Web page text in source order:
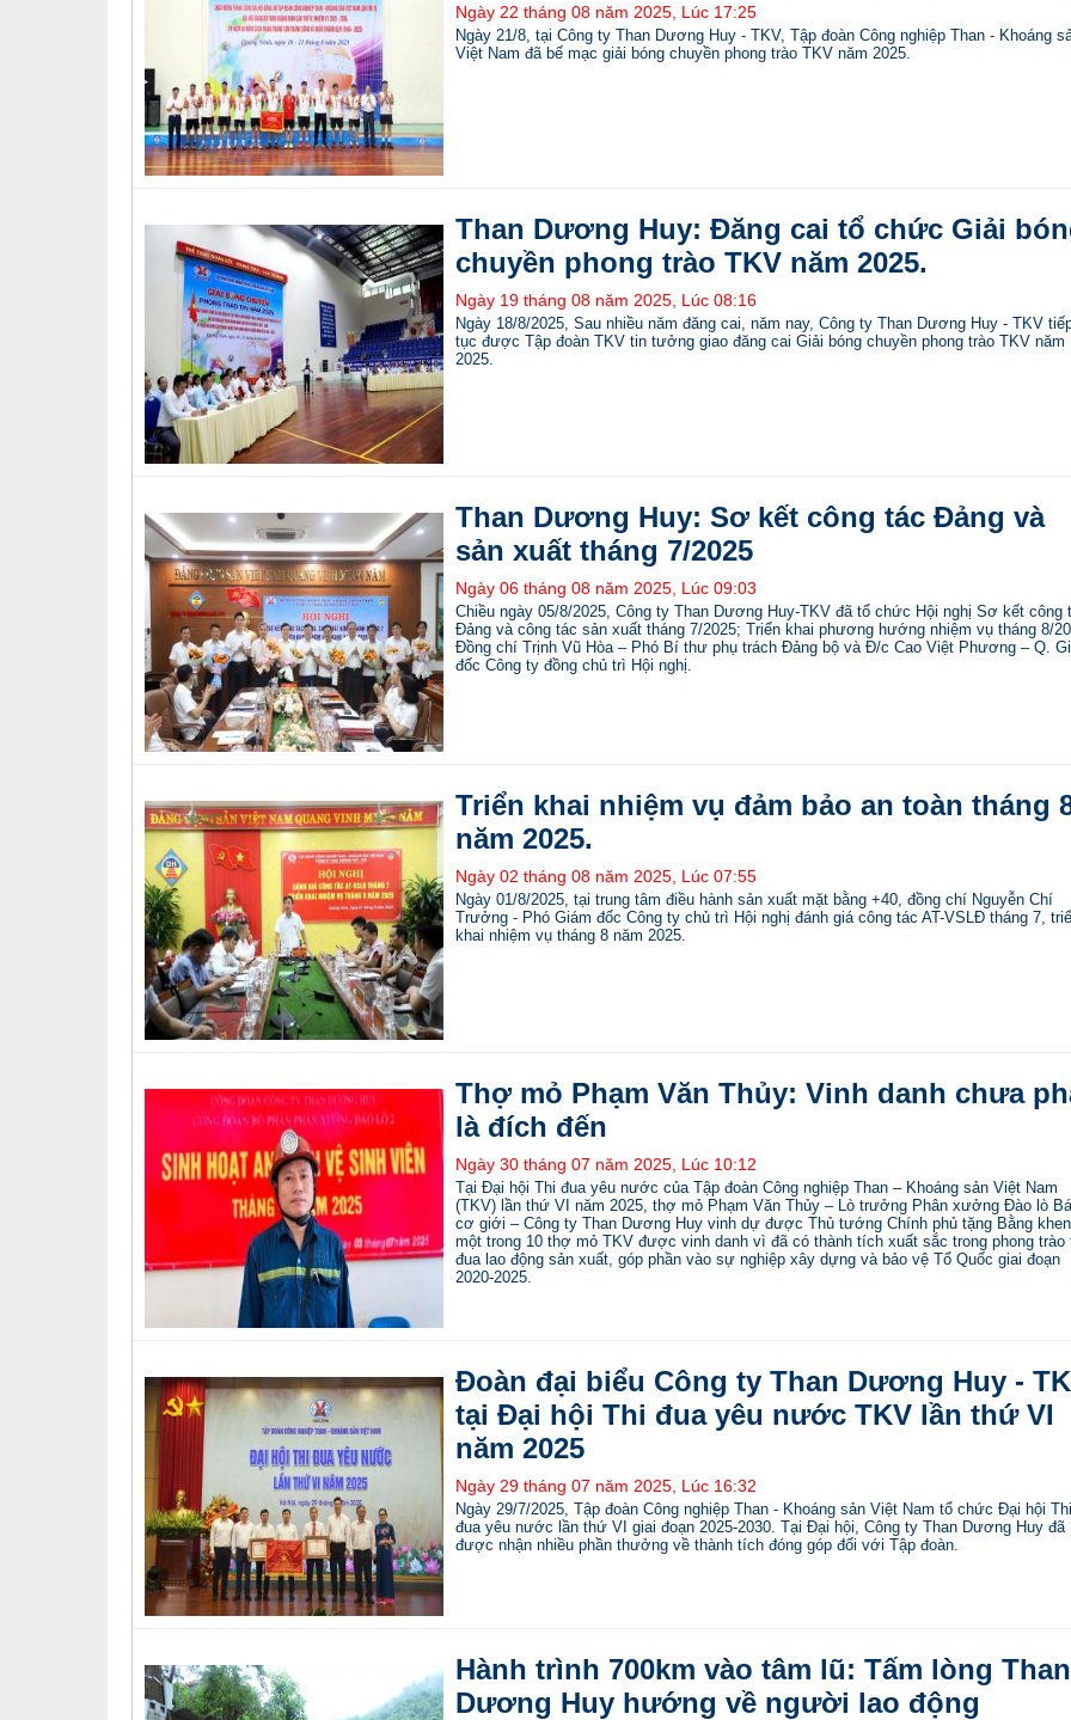
Ngày 22 tháng 08 năm 2025, Lúc 17:25
Ngày 21/8, tại Công ty Than Dương Huy - TKV, Tập đoàn Công nghiệp Than - Khoáng
Việt Nam đã bế mạc giải bóng chuyền phong trào TKV năm 2025.
Than Dương Huy: Đăng cai tổ chức Giải
chuyền phong trào TKV năm 2025.
Ngày 19 tháng 08 năm 2025, Lúc 08:16
Ngày 18/8/2025, Sau nhiều năm đăng cai, năm nay, Công ty Than Dương Huy - TKV
tục được Tập đoàn TKV tin tưởng giao đăng cai Giải bóng chuyền phong trào TKV năm
2025.
Than Dương Huy: Sơ kết công tác Đảng và
sản xuất tháng 7/2025
Ngày 06 tháng 08 năm 2025, Lúc 09:03
Chiều ngày 05/8/2025, Công ty Than Dương Huy-TKV đã tổ chức Hội nghị Sơ kết công
Đảng và công tác sản xuất tháng 7/2025; Triển khai phương hướng nhiệm vụ tháng 8/
Đồng chí Trịnh Vũ Hòa – Phó Bí thư phụ trách Đảng bộ và Đ/c Cao Việt Phương – Q.
đốc Công ty đồng chủ trì Hội nghị.
Triển khai nhiệm vụ đảm bảo an toàn tháng
năm 2025.
Ngày 02 tháng 08 năm 2025, Lúc 07:55
Ngày 01/8/2025, tại trung tâm điều hành sản xuất mặt bằng +40, đồng chí Nguyễn Chí
Trưởng - Phó Giám đốc Công ty chủ trì Hội nghị đánh giá công tác AT-VSLĐ tháng 7,
khai nhiệm vụ tháng 8 năm 2025.
Thợ mỏ Phạm Văn Thủy: Vinh danh chưa
là đích đến
Ngày 30 tháng 07 năm 2025, Lúc 10:12
Tại Đại hội Thi đua yêu nước của Tập đoàn Công nghiệp Than – Khoáng sản Việt Nam
(TKV) lần thứ VI năm 2025, thợ mỏ Phạm Văn Thủy – Lò trưởng Phân xưởng Đào lò
cơ giới – Công ty Than Dương Huy vinh dự được Thủ tướng Chính phủ tặng Bằng
một trong 10 thợ mỏ TKV được vinh danh vì đã có thành tích xuất sắc trong phong trào
đua lao động sản xuất, góp phần vào sự nghiệp xây dựng và bảo vệ Tổ Quốc giai đoạn
2020-2025.
Đoàn đại biểu Công ty Than Dương Huy -
tại Đại hội Thi đua yêu nước TKV lần thứ VI
năm 2025
Ngày 29 tháng 07 năm 2025, Lúc 16:32
Ngày 29/7/2025, Tập đoàn Công nghiệp Than - Khoáng sản Việt Nam tổ chức Đại hội Thi
đua yêu nước lần thứ VI giai đoạn 2025-2030. Tại Đại hội, Công ty Than Dương Huy đã
được nhận nhiều phần thưởng về thành tích đóng góp đối với Tập đoàn.
Hành trình 700km vào tâm lũ: Tấm lòng Than
Dương Huy hướng về người lao động